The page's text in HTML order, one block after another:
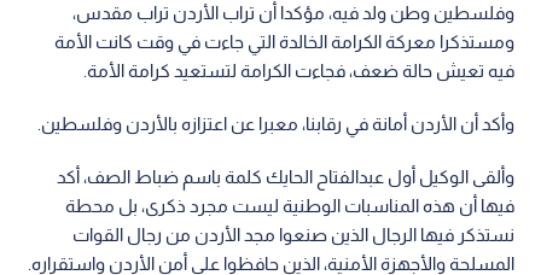
وفلسطين وطن ولد فيه، مؤكدا أن تراب الأردن تراب مقدس،
ومستذكرا معركة الكرامة الخالدة التي جاءت في وقت كانت الأمة
فيه تعيش حالة ضعف، فجاءت الكرامة لتستعيد كرامة الأمة.
وأكد أن الأردن أمانة في رقابنا، معبرا عن اعتزازه بالأردن وفلسطين.
وألقى الوكيل أول عبدالفتاح الحايك كلمة باسم ضباط الصف، أكد
فيها أن هذه المناسبات الوطنية ليست مجرد ذكرى، بل محطة
نستذكر فيها الرجال الذين صنعوا مجد الأردن من رجال القوات
المسلحة والأجهزة الأمنية، الذين حافظوا على أمن الأردن واستقراره.